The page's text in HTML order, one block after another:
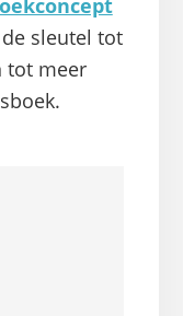
sleutel tot
tot meer